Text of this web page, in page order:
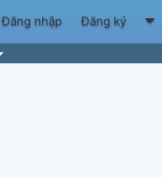
Đăng nhập Đăng ký